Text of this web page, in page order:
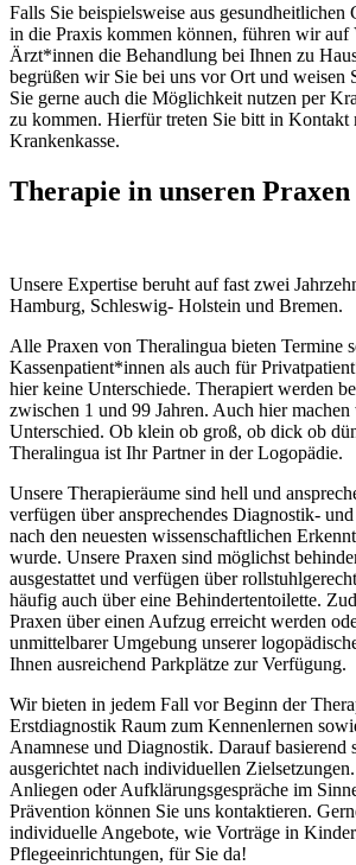
Falls Sie beispielsweise aus gesundheitlichen
in die Praxis kommen können, führen wir auf
Ärzt*innen die Behandlung bei Ihnen zu
begrüßen wir Sie bei uns vor Ort und weisen
Sie gerne auch die Möglichkeit nutzen per
zu kommen. Hierfür treten Sie bitt in Kontakt
Krankenkasse.
Therapie in unseren Praxen
Unsere Expertise beruht auf fast zwei
Hamburg, Schleswig- Holstein und Bremen.
Alle Praxen von Theralingua bieten Termine
Kassenpatient*innen als auch für
hier keine Unterschiede. Therapiert werden
zwischen 1 und 99 Jahren. Auch hier
Unterschied. Ob klein ob groß, ob dick ob
Theralingua ist Ihr Partner in der Logopädie.
Unsere Therapieräume sind hell und
verfügen über ansprechendes Diagnostik-
nach den neuesten wissenschaftlichen
wurde. Unsere Praxen sind möglichst
ausgestattet und verfügen über
häufig auch über eine Behindertentoilette.
Praxen über einen Aufzug erreicht werden
unmittelbarer Umgebung unserer
Ihnen ausreichend Parkplätze zur Verfügung.
Wir bieten in jedem Fall vor Beginn der
Erstdiagnostik Raum zum Kennenlernen
Anamnese und Diagnostik. Darauf basierend
ausgerichtet nach individuellen
Anliegen oder Aufklärungsgespräche im
Prävention können Sie uns kontaktieren.
individuelle Angebote, wie Vorträge in
Pflegeeinrichtungen, für Sie da!